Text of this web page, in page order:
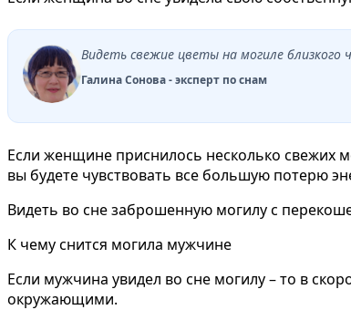
Видеть свежие цветы на могиле близкого
Галина Сонова - эксперт по снам
Если женщине приснилось несколько свежих
вы будете чувствовать все большую потерю
Видеть во сне заброшенную могилу с
К чему снится могила мужчине
Если мужчина увидел во сне могилу – то в
окружающими.